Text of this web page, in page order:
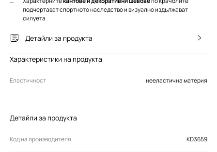
подчертават спортното наследство и визуално издължават
силуета
Детайли за продукта
Характеристики на продукта
Еластичност нееластична материя
Детайли за продукта
Код на производителя KD3659